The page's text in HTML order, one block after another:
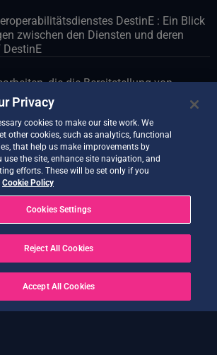
DestinE : Ein Blick
zwischen den Diensten und deren
DestinE
die die Bereitstellung von
Databridge betreffen
am Webportal am 24. Juli
Design-Assistenten-Demonstrators
neue Version jetzt verfügbar
21. Juli
nach OVH Cloud
Privacy
cookies to make our site work. We
other cookies, such as analytics, functional
that help us make improvements by
the site, enhance site navigation, and
efforts. These will be set only if you
Cookie Policy
Cookies Settings
Reject All Cookies
Accept All Cookies